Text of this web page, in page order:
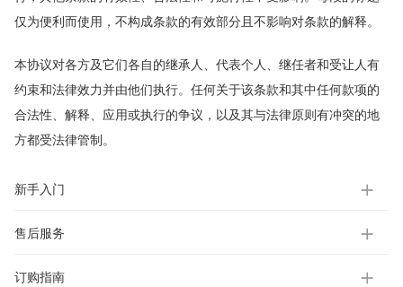
仅为便利而使用，不构成条款的有效部分且不影响对条款的解释。
本协议对各方及它们各自的继承人、代表个人、继任者和受让人有
约束和法律效力并由他们执行。任何关于该条款和其中任何款项的
合法性、解释、应用或执行的争议，以及其与法律原则有冲突的地
方都受法律管制。
新手入门
售后服务
订购指南